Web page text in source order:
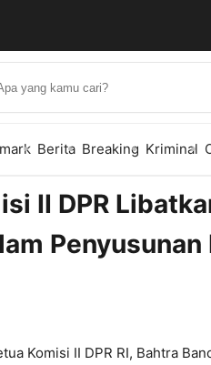
Berita Breaking Kriminal
II DPR
Penyusunan
Komisi II DPR RI, Bahtra